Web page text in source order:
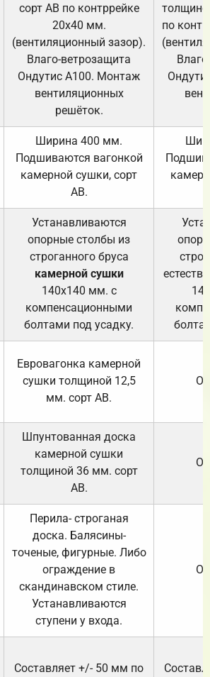
сорт АВ по контррейке
20х40 мм.
(вентиляционный зазор).
Влаго-ветрозащита
Ондутис А100. Монтаж
вентиляционных
решёток.
по
Ширина 400 мм.
Подшиваются вагонкой
камерной сушки, сорт
АВ.
Устанавливаются
опорные столбы из
строганного бруса
камерной сушки
140х140 мм. с
компенсационными
болтами под усадку.
Евровагонка камерной
сушки толщиной 12,5
мм. сорт АВ.
Шпунтованная доска
камерной сушки
толщиной 36 мм. сорт
АВ.
Перила- строганая
доска. Балясины-
точеные, фигурные. Либо
ограждение в
скандинавском стиле.
Устанавливаются
ступени у входа.
Составляет +/- 50 мм по